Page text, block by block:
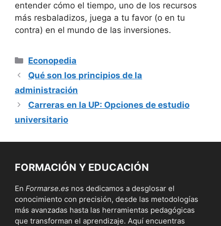
‍entender cómo el‌ tiempo, uno⁢ de los recursos
⁢más resbaladizos, juega a tu ⁢favor (o en ‍tu
contra) en el mundo de las inversiones.
Categorías
Econopedia
Qué son los principios de la
administración
Carreras en la UP: Opciones de estudio
universitario
FORMACIÓN Y EDUCACIÓN
En Formarse.es nos dedicamos a desglosar el
conocimiento con precisión, desde las metodologías
más avanzadas hasta las herramientas pedagógicas
que transforman el aprendizaje. Aquí encuentras